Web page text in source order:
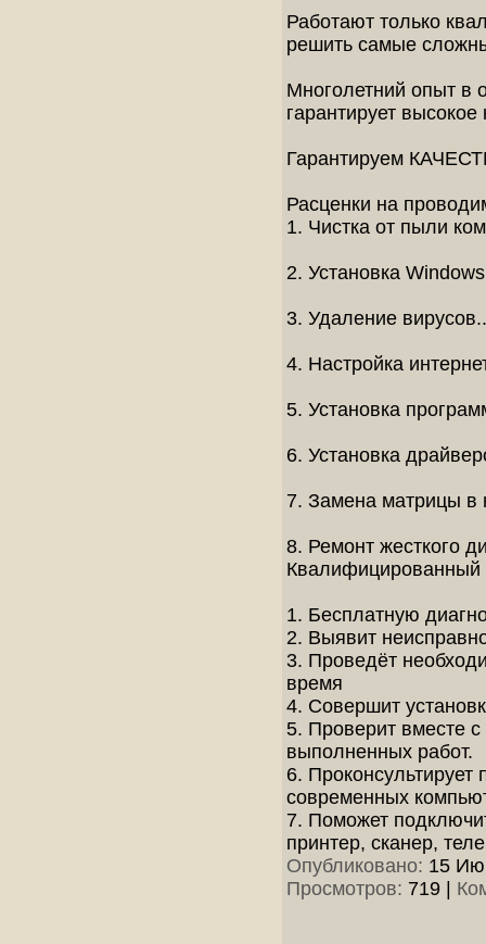
Работают только
решить самые
Многолетний опыт в
гарантирует
Гарантируем
Расценки на
1. Чистка от пыли
2. Установка
3. Удаление
4. Настройка
5. Установка
6. Установка
7. Замена матрицы в
8. Ремонт жесткого
Квалифицированный
1. Бесплатную
2. Выявит
3. Проведёт
время
4. Совершит
5. Проверит вместе с
выполненных работ.
6.
современных
7. Поможет
принтер, cканер,
Опубликовано: 15
Просмотров: 719